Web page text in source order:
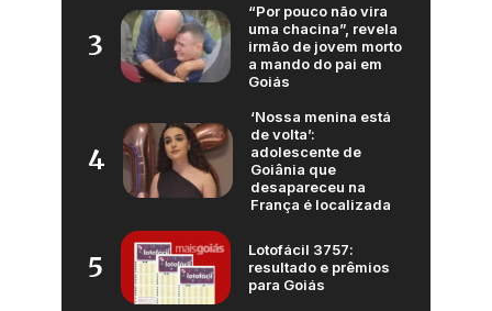
3
“Por pouco não vira
uma chacina”, revela
irmão de jovem morto
a mando do pai em
Goiás
4
‘Nossa menina está
de volta’:
adolescente de
Goiânia que
desapareceu na
França é localizada
5
Lotofácil 3757:
resultado e prêmios
para Goiás